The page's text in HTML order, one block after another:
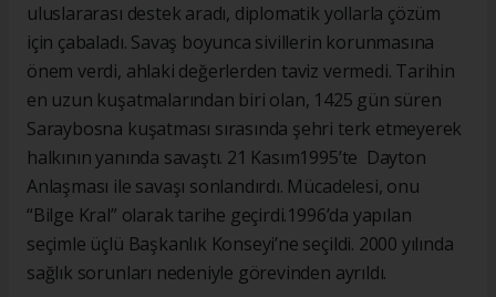
uluslararası destek aradı, diplomatik yollarla çözüm
için çabaladı. Savaş boyunca sivillerin korunmasına
önem verdi, ahlaki değerlerden taviz vermedi. Tarihin
en uzun kuşatmalarından biri olan, 1425 gün süren
Saraybosna kuşatması sırasında şehri terk etmeyerek
halkının yanında savaştı. 21 Kasım1995’te Dayton
Anlaşması ile savaşı sonlandırdı. Mücadelesi, onu
“Bilge Kral” olarak tarihe geçirdi.1996’da yapılan
seçimle üçlü Başkanlık Konseyi’ne seçildi. 2000 yılında
sağlık sorunları nedeniyle görevinden ayrıldı.